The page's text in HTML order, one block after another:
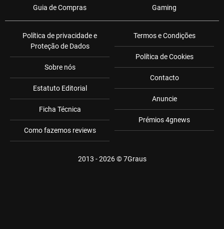
Guia de Compras Gaming
Política de privacidade e
Proteção de Dados
Sobre nós
Estatuto Editorial
Ficha Técnica
Como fazemos reviews
Termos e Condições
Política de Cookies
Contacto
Anuncie
Prémios 4gnews
2013 - 2026 ©7Graus